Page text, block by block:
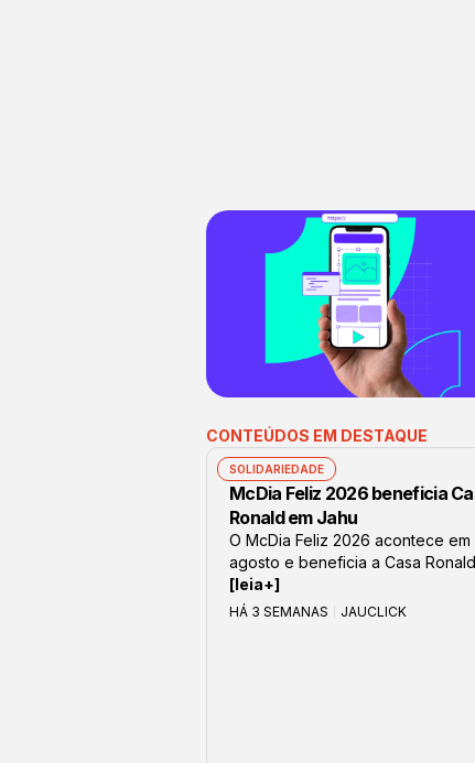
CONTEÚDOS EM DESTAQUE
SOLIDARIEDADE
McDia Feliz 2026 beneficia
Ronald em Jahu
O McDia Feliz 2026 acontece em
agosto e beneficia a Casa
[leia+]
HÁ 3 SEMANAS JAUCLICK